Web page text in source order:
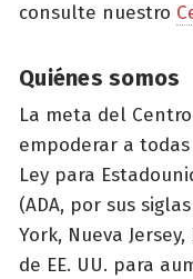
consulte nuestro
Quiénes somos
La meta del
empoderar a
Ley para
(ADA, por sus
York, Nueva
de EE. UU. para